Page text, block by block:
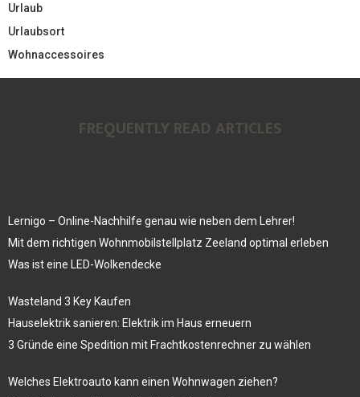
Urlaub
Urlaubsort
Wohnaccessoires
FREQUENTLY READ ARTICLES
Lernigo – Online-Nachhilfe genau wie neben dem Lehrer!
Mit dem richtigen Wohnmobilstellplatz Zeeland optimal erleben
Was ist eine LED-Wolkendecke
Wasteland 3 Key Kaufen
Hauselektrik sanieren: Elektrik im Haus erneuern
3 Gründe eine Spedition mit Frachtkostenrechner zu wählen
Welches Elektroauto kann einen Wohnwagen ziehen?